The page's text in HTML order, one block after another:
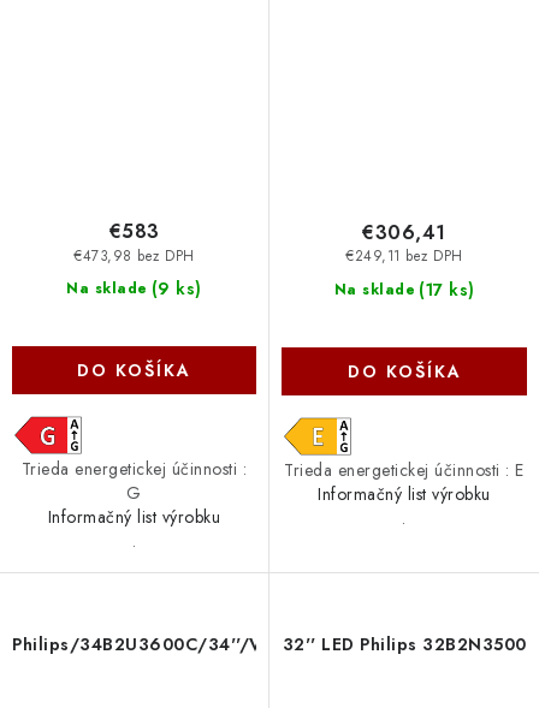
Na sklade (9 ks)
€473,98 bez DPH
€583
DO KOŠÍKA
Trieda energetickej účinnosti :
G
Informačný list výrobku
.
Na sklade (17 ks)
€249,11 bez DPH
€306,41
DO KOŠÍKA
Trieda energetickej účinnosti : E
Informačný list výrobku
.
Philips/34B2U3600C/34''/VA/wQHD/120Hz/4ms/Black/5R
32'' LED Philips 32B2N3500